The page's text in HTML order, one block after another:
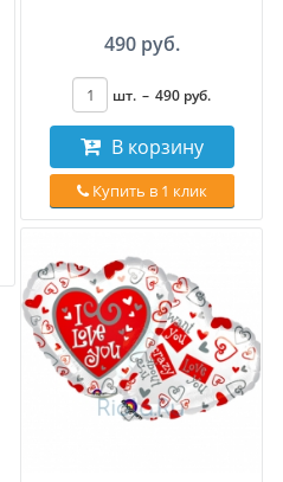
490 руб.
шт. – 490 руб.
В корзину
Купить в 1 клик